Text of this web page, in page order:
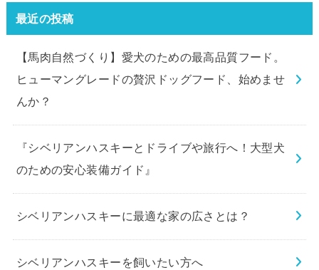
最近の投稿
【馬肉自然づくり】愛犬のための最高品質フード。
ヒューマングレードの贅沢ドッグフード、始めませ
んか？
『シベリアンハスキーとドライブや旅行へ！大型犬
のための安心装備ガイド』
シベリアンハスキーに最適な家の広さとは？
シベリアンハスキーを飼いたい方へ